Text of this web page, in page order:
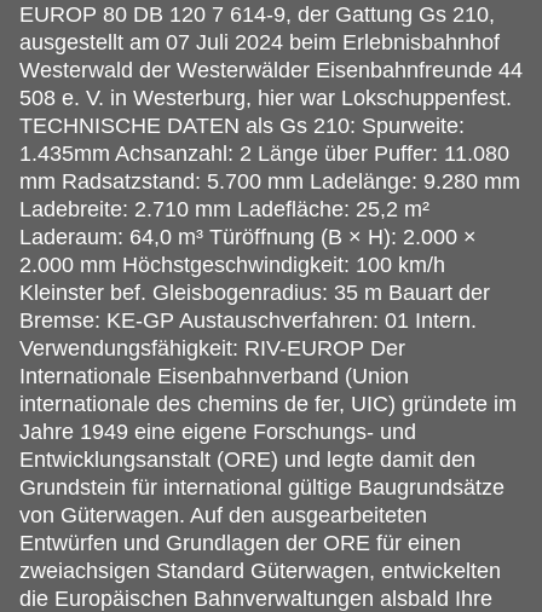
EUROP 80 DB 120 7 614-9, der Gattung Gs 210,
ausgestellt am 07 Juli 2024 beim Erlebnisbahnhof
Westerwald der Westerwälder Eisenbahnfreunde 44
508 e. V. in Westerburg, hier war Lokschuppenfest.
TECHNISCHE DATEN als Gs 210: Spurweite:
1.435mm Achsanzahl: 2 Länge über Puffer: 11.080
mm Radsatzstand: 5.700 mm Ladelänge: 9.280 mm
Ladebreite: 2.710 mm Ladefläche: 25,2 m²
Laderaum: 64,0 m³ Türöffnung (B × H): 2.000 ×
2.000 mm Höchstgeschwindigkeit: 100 km/h
Kleinster bef. Gleisbogenradius: 35 m Bauart der
Bremse: KE-GP Austauschverfahren: 01 Intern.
Verwendungsfähigkeit: RIV-EUROP Der
Internationale Eisenbahnverband (Union
internationale des chemins de fer, UIC) gründete im
Jahre 1949 eine eigene Forschungs- und
Entwicklungsanstalt (ORE) und legte damit den
Grundstein für international gültige Baugrundsätze
von Güterwagen. Auf den ausgearbeiteten
Entwürfen und Grundlagen der ORE für einen
zweiachsigen Standard Güterwagen, entwickelten
die Europäischen Bahnverwaltungen alsbald Ihre